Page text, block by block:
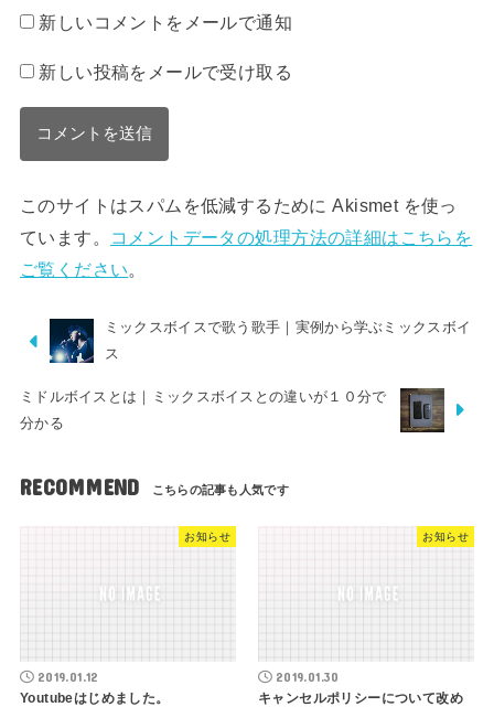
新しいコメントをメールで通知
新しい投稿をメールで受け取る
このサイトはスパムを低減するために Akismet を使っ
ています。
コメントデータの処理方法の詳細はこちらを
ご覧ください。
ミックスボイスで歌う歌手｜実例から学ぶミックスボイ
ス
ミドルボイスとは｜ミックスボイスとの違いが１０分で
分かる
RECOMMEND
お知らせ
2019.01.12
Youtubeはじめました。
お知らせ
2019.01.30
キャンセルポリシーについて改め